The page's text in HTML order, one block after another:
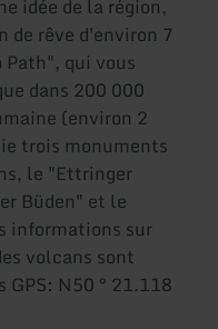
idée de la région,
de rêve d'environ 7
qui vous
dans 200 000
(environ 2
trois monuments
le "Ettringer
Büden" et le
informations sur
volcans sont
N50 ° 21.118